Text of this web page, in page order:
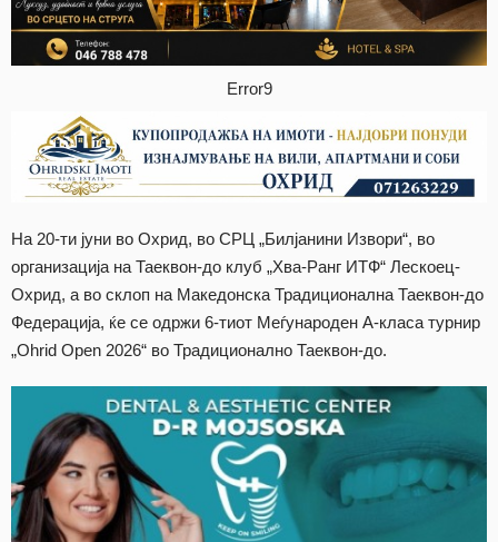
Error9
На 20-ти јуни во Охрид, во СРЦ „Билјанини Извори“, во
организација на Таеквон-до клуб „Хва-Ранг ИТФ“ Лескоец-
Охрид, а во склоп на Македонска Традиционална Таеквон-до
Федерација, ќе се одржи 6-тиот Меѓународен А-класа турнир
„Ohrid Open 2026“ во Традиционално Таеквон-до.